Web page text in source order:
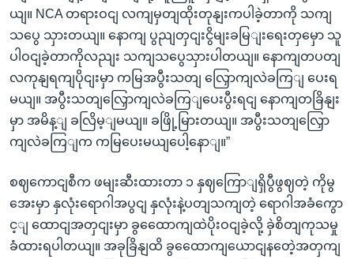
ယျ။ NCA တရားဝငျ လကျမှတျထိုးတုနျးကပါခဲ့တာကို သကျ
သပွေ သှားတယျ။ နောကျ ပွညျတှငျးငွိမျးခမြျးရေးတှမှော သူ
ပါဝငျခဲ့တာကိုလညျး သကျသပွေသှားပါတယျ။ နောကျတပတျ
လကုနျရကျပိုငျးမှာ ကမြအပွီးသတျ လြှောကျလဲခကြျ ပေးရ
မယျ။ အပွီးသတျလြှောကျလဲခကြျပေးပွီးရငျ နောကျတခြိနျး
မှာ အမိန့ျ ခလြိမ့ျမယျ။ ခဖြို့မြားတယျ။ အပွီးသတျလြှော
ကျလဲခကြျက ကမြပေးမယျပေါ့နောျ။”
စဈကောငျစီက ဖမျးဆီးထားတာ ၁ နှဈကြောျရှိပွီဖွဈတဲ့ ကိုမွ
အေးမှာ နှလုံးရောဂါအပွငျ နှလုံးနဲ့ပတျသကျတဲ့ ရောဂါအခံကွော
င့ျ ထောငျအတှငျးမှာ ခွထေောကျထဲပိုးဝငျခဲ့လို့ ခှဲစိတျကုသမှု
ခံထားရပါတယျ။ အခုခြိနျထိ ခွထေောကျယောငျနတေဲ့အတှကျ